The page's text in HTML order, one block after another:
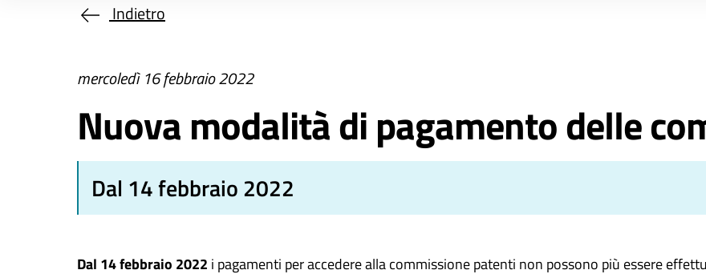
Indietro
mercoledì 16 febbraio 2022
Nuova modalità di pagamento delle
Dal 14 febbraio 2022
Dal 14 febbraio 2022 i pagamenti per accedere alla commissione patenti non possono più essere